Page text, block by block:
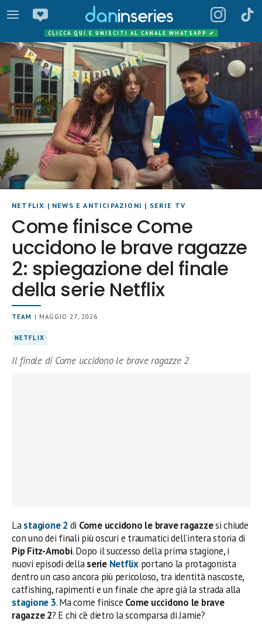
CLICCA QUI E UNISCITI AL CANALE WHATSAPP ✔
NETFLIX | NEWS E ANTICIPAZIONI | SERIE TV
Come finisce Come
uccidono le brave ragazze
2: spiegazione del finale
della serie Netflix
TEAM | MAGGIO 27, 2026
NETFLIX
Il finale di Come uccidono le brave ragazze 2
Lastagione 2 di Come uccidono le brave ragazzesi chiude
con uno dei finali più oscuri e traumatici dell’intera storia di
Pip Fitz-Amobi. Dopo il successo della prima stagione, i
nuovi episodi dellaserie Netflixportano la protagonista
dentro un caso ancora più pericoloso, tra identità nascoste,
catfishing, rapimenti e un finale che apre già la strada alla
stagione 3. Ma come finisce Come uccidono le brave
ragazze 2? E chi c’è dietro la scomparsa di Jamie?